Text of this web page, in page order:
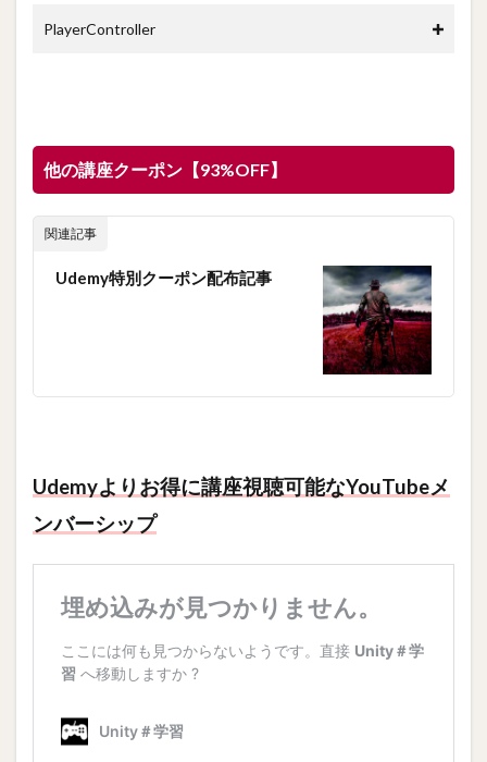
PlayerController
他の講座クーポン【93%OFF】
関連記事
Udemy特別クーポン配布記事
Udemyよりお得に講座視聴可能なYouTubeメ
ンバーシップ